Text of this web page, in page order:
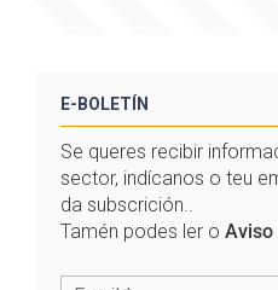
E-BOLETÍN
Se queres recibir
sector, indícanos o teu
da subscrición..
Tamén podes ler o Aviso